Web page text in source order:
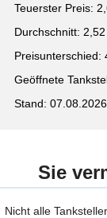
Teuerster Preis:
Durchschnitt:
Preisunterschied:
Geöffnete
Stand:
Sie
Nicht alle